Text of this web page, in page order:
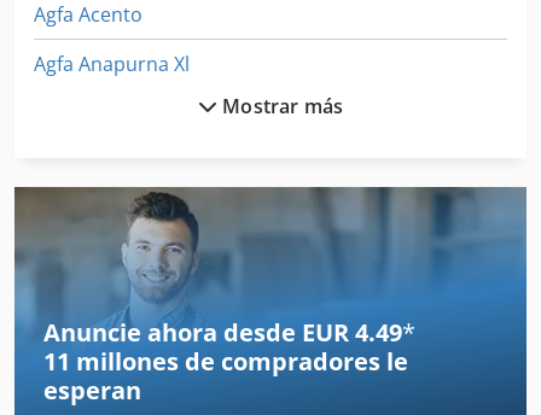
Agfa Acento
Agfa Anapurna Xl
Agfa Avantra 44
Agfa Azura
Agfa Msc 101
Agfa Palladio
Agfa Rapiflex 51
Mostrar más
Anuncie ahora desde EUR 4.49*
11 millones de compradores le
esperan